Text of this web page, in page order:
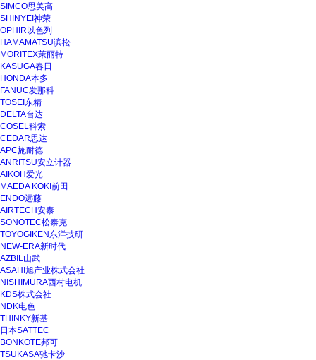
SIMCO思美高
SHINYEI神荣
OPHIR以色列
HAMAMATSU滨松
MORITEX茉丽特
KASUGA春日
HONDA本多
FANUC发那科
TOSEI东精
DELTA台达
COSEL科索
CEDAR思达
APC施耐德
ANRITSU安立计器
AIKOH爱光
MAEDA KOKI前田
ENDO远藤
AIRTECH安泰
SONOTEC松泰克
TOYOGIKEN东洋技研
NEW-ERA新时代
AZBIL山武
ASAHI旭产业株式会社
NISHIMURA西村电机
KDS株式会社
NDK电色
THINKY新基
日本SATTEC
BONKOTE邦可
TSUKASA驰卡沙